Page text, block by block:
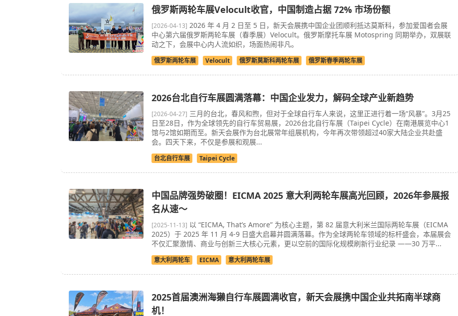
俄罗斯两轮车展Velocult收官，中国制造占据 72% 市场份额
[2026-04-13] 2026 年 4 月 2 日至 5 日，新天会展携中国企业团顺利抵达莫斯科，参加爱国者会展
中心第六届俄罗斯两轮车展（春季展）Velocult。俄罗斯摩托车展 Motospring 同期举办，双展联
动之下，会展中心内人流如织，场面热闹非凡。
俄罗斯两轮车展 Velocult 俄罗斯莫斯科两轮车展 俄罗斯春季两轮车展
2026台北自行车展圆满落幕：中国企业发力，解码全球产业新趋势
[2026-04-27] 三月的台北，春风和煦，但对于全球自行车人来说，这里正进行着一场“风暴”。3月25
日至28日，作为全球领先的自行车贸易展，2026台北自行车展（Taipei Cycle）在南港展览中心1
馆与2馆如期而至。新天会展作为台北展常年组展机构，今年再次带领超过40家大陆企业共赴盛
会。四天下来，不仅是参展和观展...
台北自行车展 Taipei Cycle
中国品牌强势破圈！EICMA 2025 意大利两轮车展高光回顾，2026年参展报
名从速～
[2025-11-13] 以 “EICMA, That’s Amore” 为核心主题，第 82 届意大利米兰国际两轮车展（EICMA
2025）于 2025 年 11 月 4-9 日盛大启幕并圆满落幕。作为全球两轮车领域的标杆盛会，本届展会
不仅汇聚激情、商业与创新三大核心元素，更以空前的国际化规模刷新行业纪录 ——30 万平...
意大利两轮车 EICMA 意大利两轮车展
2025首届澳洲海獭自行车展圆满收官，新天会展携中国企业共拓南半球商
机！